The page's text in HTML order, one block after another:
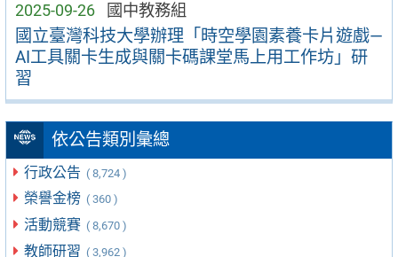
2025-09-26 國中教務組
國立臺灣科技大學辦理「時空學園素養卡片遊戲—
AI工具關卡生成與關卡碼課堂馬上用工作坊」研
習
依公告類別彙總
行政公告 ( 8,724 )
榮譽金榜 ( 360 )
活動競賽 ( 8,670 )
教師研習 ( 3,962 )